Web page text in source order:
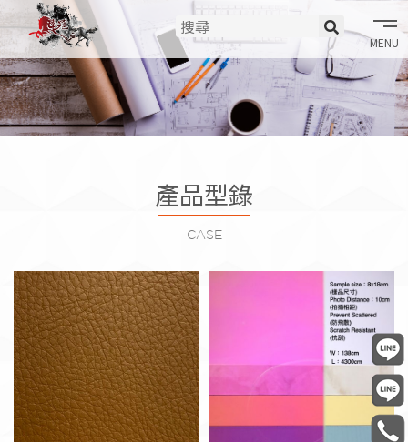
產品型錄
CASE
室裝軟片(型錄) 玻璃膜(型錄)